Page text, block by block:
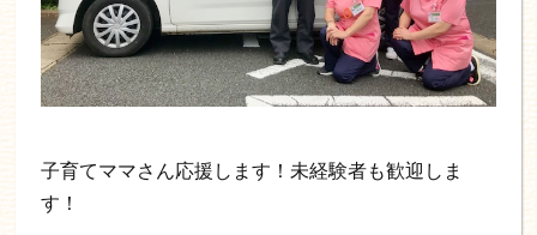
子育てママさん応援します！未経験者も歓迎しま
す！